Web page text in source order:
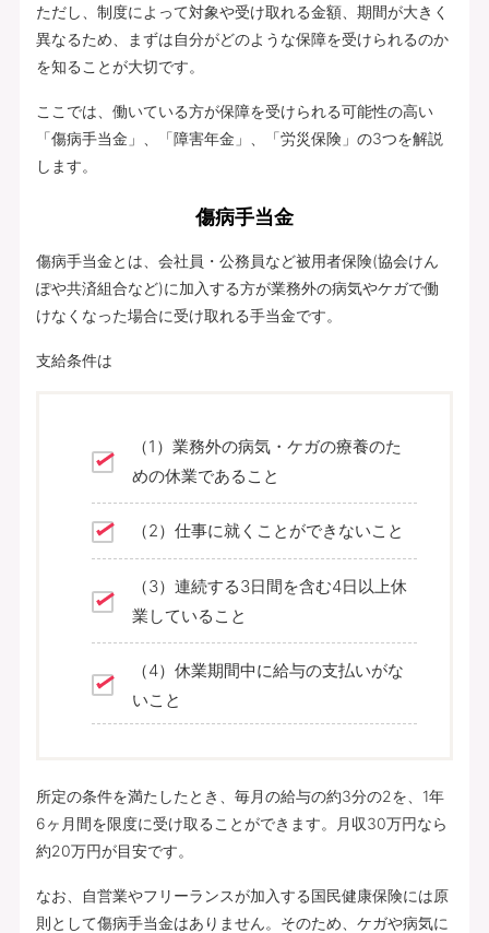
ただし、制度によって対象や受け取れる金額、期間が大きく
異なるため、まずは自分がどのような保障を受けられるのか
を知ることが大切です。
ここでは、働いている方が保障を受けられる可能性の高い
「傷病手当金」、「障害年金」、「労災保険」の3つを解説
します。
傷病手当金
傷病手当金とは、会社員・公務員など被用者保険(協会けん
ぽや共済組合など)に加入する方が業務外の病気やケガで働
けなくなった場合に受け取れる手当金です。
支給条件は
（1）業務外の病気・ケガの療養のた
めの休業であること
（2）仕事に就くことができないこと
（3）連続する3日間を含む4日以上休
業していること
（4）休業期間中に給与の支払いがな
いこと
所定の条件を満たしたとき、毎月の給与の約3分の2を、1年
6ヶ月間を限度に受け取ることができます。月収30万円なら
約20万円が目安です。
なお、自営業やフリーランスが加入する国民健康保険には原
則として傷病手当金はありません。そのため、ケガや病気に